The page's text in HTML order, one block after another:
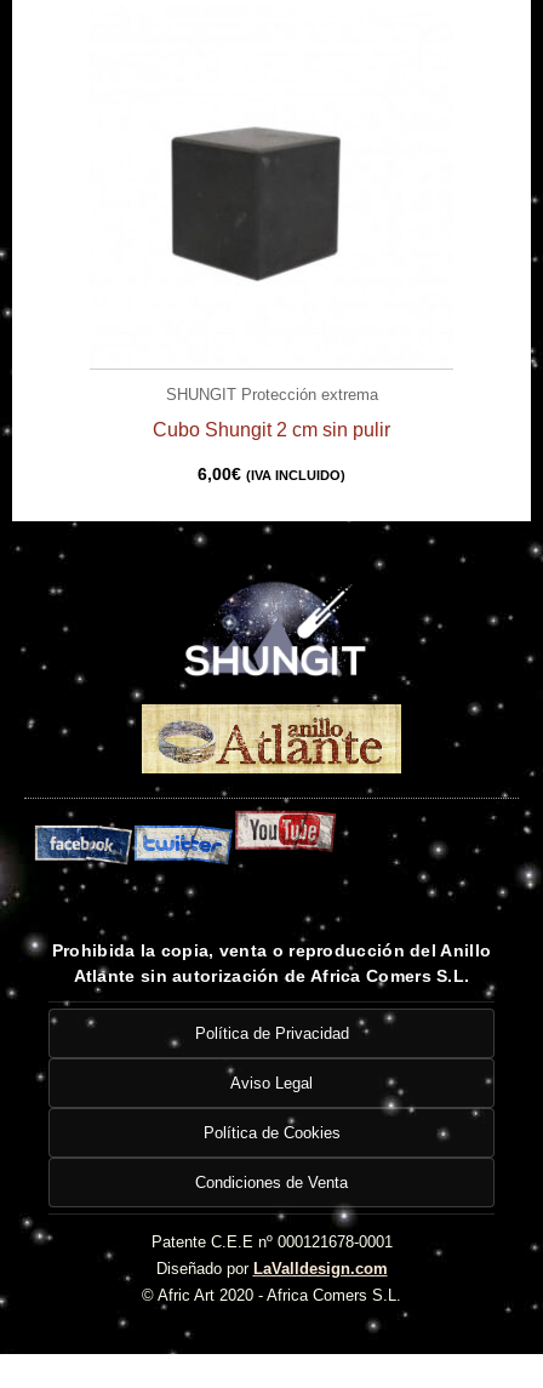
SHUNGIT Protección extrema
Cubo Shungit 2 cm sin pulir
6,00€ (IVA INCLUIDO)
Prohibida la copia, venta o reproducción del Anillo
Atlante sin autorización de Africa Comers S.L.
Política de Privacidad
Aviso Legal
Política de Cookies
Condiciones de Venta
Patente C.E.E nº 000121678-0001
Diseñado por LaValldesign.com
© Afric Art 2020 - Africa Comers S.L.